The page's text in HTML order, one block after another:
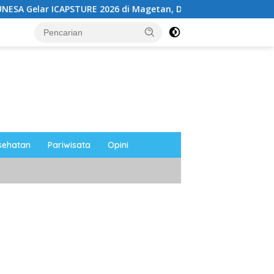
2026 di Magetan, Dorong Inovasi untuk Masa Depan
Pariwisata Opini